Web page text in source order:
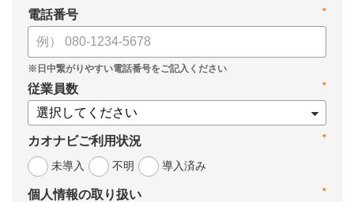
*
電話番号
*
従業員数
*
カオナビご利用状況
未導入
不明 導入済み
*
個人情報の取り扱い